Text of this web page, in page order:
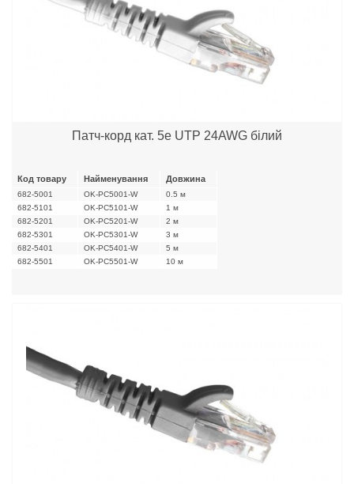
Патч-корд кат. 5е UTP 24AWG білий
Код товару Найменування Довжина
682-5001 OK-PC5001-W
0.5 м
682-5101
OK-PC5101-W
1 м
682-5201
OK-PC5201-W
2 м
682-5301
OK-PC5301-W
3 м
682-5401
OK-PC5401-W
5 м
682-5501
OK-PC5501-W 10 м